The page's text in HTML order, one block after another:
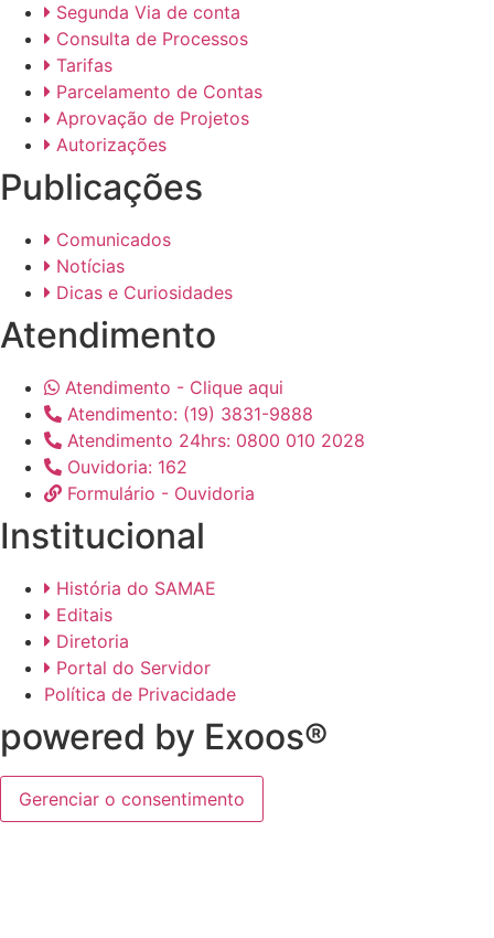
Segunda Via de conta
Consulta de Processos
Tarifas
Parcelamento de Contas
Aprovação de Projetos
Autorizações
Publicações
Comunicados
Notícias
Dicas e Curiosidades
Atendimento
Atendimento - Clique aqui
Atendimento: (19) 3831-9888
Atendimento 24hrs: 0800 010 2028
Ouvidoria: 162
Formulário - Ouvidoria
Institucional
História do SAMAE
Editais
Diretoria
Portal do Servidor
Política de Privacidade
powered by Exoos®
Gerenciar o consentimento